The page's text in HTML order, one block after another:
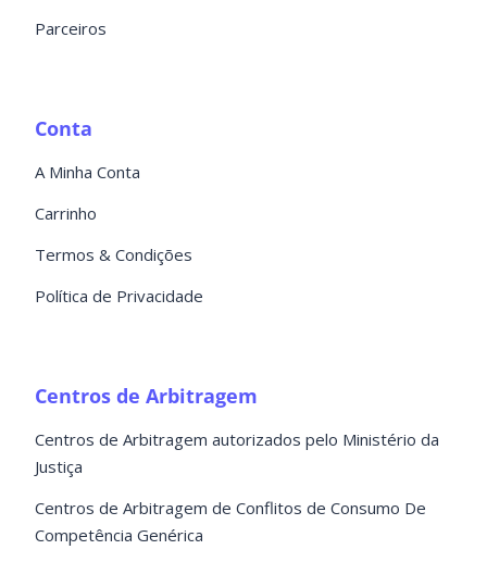
Parceiros
Conta
A Minha Conta
Carrinho
Termos & Condições
Política de Privacidade
Centros de Arbitragem
Centros de Arbitragem autorizados pelo Ministério da
Justiça
Centros de Arbitragem de Conflitos de Consumo De
Competência Genérica